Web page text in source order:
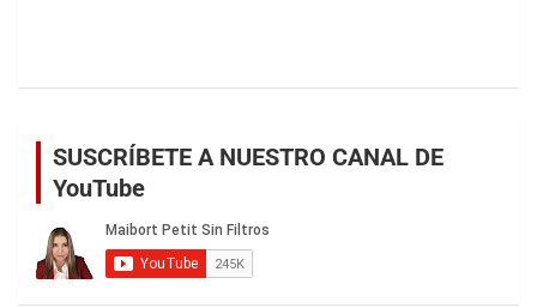
SUSCRÍBETE A NUESTRO CANAL DE
YouTube